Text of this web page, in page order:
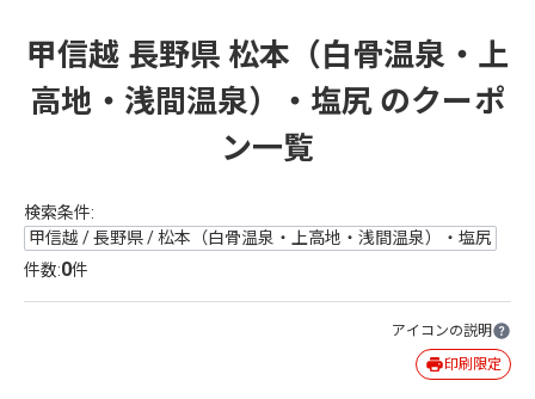
甲信越 長野県 松本（白骨温泉・上
高地・浅間温泉）・塩尻 のクーポ
ン一覧
検索条件:
甲信越 / 長野県 / 松本（白骨温泉・上高地・浅間温泉）・塩尻
件数:0件
アイコンの説明
印刷限定